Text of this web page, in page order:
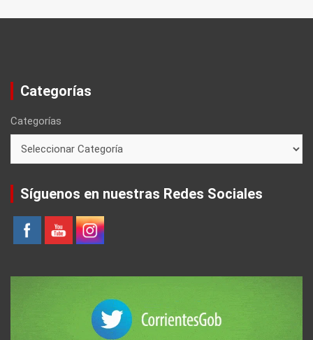
Categorías
Categorías
Síguenos en nuestras Redes Sociales